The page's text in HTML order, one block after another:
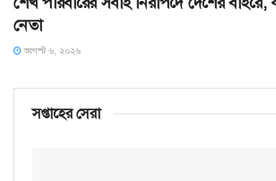
নেতা
আগস্ট ৬, ২০২৬
সপ্তাহের সেরা